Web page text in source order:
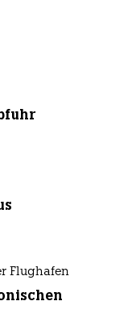
Flughafen